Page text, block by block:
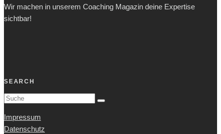
Wir machen in unserem Coaching Magazin deine Expertise
sichtbar!
SEARCH
Impressum
Datenschutz